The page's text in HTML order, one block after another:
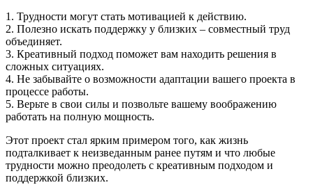
1. Трудности могут стать мотивацией к действию.
2. Полезно искать поддержку у близких – совместный труд
объединяет.
3. Креативный подход поможет вам находить решения в
сложных ситуациях.
4. Не забывайте о возможности адаптации вашего проекта в
процессе работы.
5. Верьте в свои силы и позвольте вашему воображению
работать на полную мощность.
Этот проект стал ярким примером того, как жизнь
подталкивает к неизведанным ранее путям и что любые
трудности можно преодолеть с креативным подходом и
поддержкой близких.